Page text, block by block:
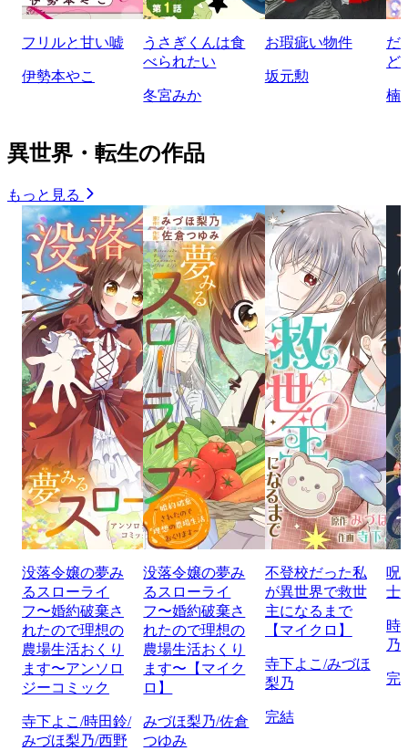
フリルと甘い嘘
伊勢本やこ
うさぎくんは食
べられたい
冬宮みか
お瑕疵い物件
坂元勲
だ
ど
楠
異世界・転生の作品
もっと見る
没落令嬢の夢み
るスローライ
フ〜婚約破棄さ
れたので理想の
農場生活おくり
ます〜アンソロ
ジーコミック
寺下よこ/時田鈴/
みづほ梨乃/西野
没落令嬢の夢み
るスローライ
フ〜婚約破棄さ
れたので理想の
農場生活おくり
ます〜【マイク
ロ】
みづほ梨乃/佐倉
つゆみ
不登校だった私
が異世界で救世
主になるまで
【マイクロ】
寺下よこ/みづほ
梨乃
完結
呪
士
時
乃
完